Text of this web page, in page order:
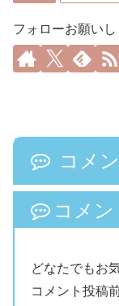
フォローお願いし
コメ
コメ
どなたでもお
コメント投稿前